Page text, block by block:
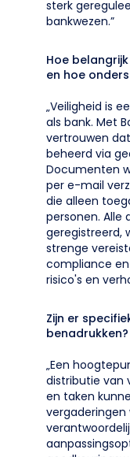
sterk
bankwezen.”
Hoe
en hoe
„Veiligheid is
als bank. Met
vertrouwen
beheerd via
Documenten
per e-mail
die alleen
personen. Alle
geregistreerd,
strenge
compliance
risico's en
Zijn er
benadrukken?
„Een
distributie van
en taken
vergaderingen